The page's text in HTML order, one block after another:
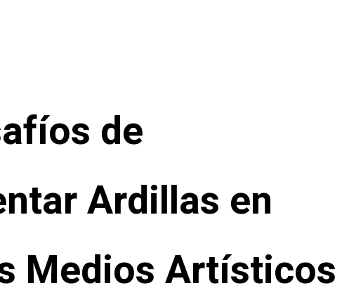
de
Ardillas en
Medios Artísticos